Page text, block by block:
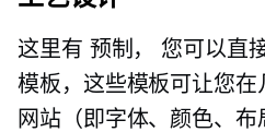
这里有 预制，
您可以直
模板，这些模板可让您
网站（即字体、颜色、